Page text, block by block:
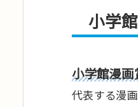
小学
小学館漫画
代表する漫